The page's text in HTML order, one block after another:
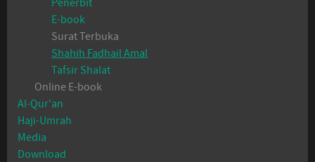
Penerbit
E-book
Surat Terbuka
Shahih Fadhail Amal
Tafsir Shalat
Online E-book
Al-Qur'an
Haji-Umrah
Media
Download